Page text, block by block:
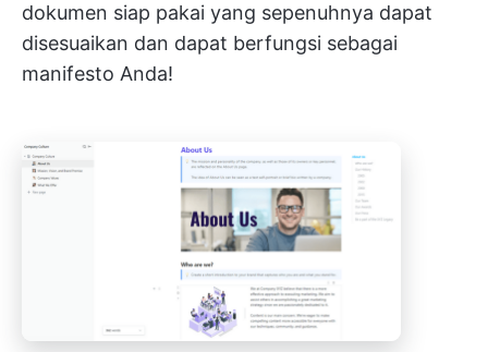
dokumen siap pakai yang sepenuhnya dapat
disesuaikan dan dapat berfungsi sebagai
manifesto Anda!